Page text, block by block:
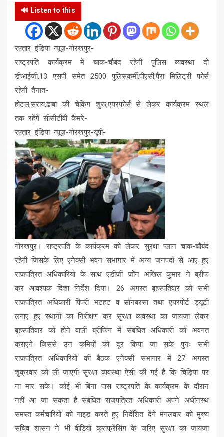
🔊 Listen to this
रफ़्तार इंडिया न्यूज़-गोरखपुर-
राष्ट्रपति कार्यक्रम में चाक-चौबंद रहेगी पुलिस व्यवस्था दो
डीआईजी,13 एसपी समेत 2500 पुलिसकर्मी,पीएसी,पैरा मिलिट्री फोर्स
रहेगी तैनात-
होटल,सराय,ढाबा की चेकिंग शुरू,एयरफोर्स से लेकर कार्यक्रम स्थल
तक रहेंगे सीसीटीवी कैमरे-
रफ़्तार इंडिया न्यूज़-गोरखपुर-यूपी-
गोरखपुर। राष्ट्रपति के कार्यक्रम को लेकर सुरक्षा प्लान चाक-चौबंद
रहेगी जिसके लिए एनेक्सी भवन सभागार में अन्य जनपदों से आए हुए
राजपत्रित अधिकारियों के साथ एडीजी जोन अखिल कुमार ने ब्रीफ
कर आवश्यक दिशा निर्देश दिया। 26 अगस्त बृहस्पतिवार को सभी
राजपत्रित अधिकारी पिपरी भटहट व सोनबरसा तथा एयरपोर्ट ड्यूटी
लगाए हुए स्थानों का निरीक्षण कर सुरक्षा व्यवस्था का जायजा लेकर
बृहस्पतिवार को होने वाली ब्रीफिंग में संबंधित अधिकारी को अवगत
कराएंगे जिससे उन कमियों को दूर किया जा सके पुनः सभी
राजपत्रित अधिकारियों की बैठक एनेक्सी सभागार में 27 अगस्त
शुक्रवार को ली जाएगी सुरक्षा व्यवस्था ऐसी की गई है कि चिड़िया पर
ना मार सके। कोई भी बिना पास राष्ट्रपति के कार्यक्रम के दौरान
नहीं आ जा सकता है संबंधित राजपत्रित अधिकारी अपने अधीनस्थ
समस्त कर्मचारियों को गाइड करते हुए निर्देशित देंगे मंगलवार को मुख्य
सचिव शासन ने भी वीडियो क्रांफ्रेंसिंग के जरिए सुरक्षा का जायजा